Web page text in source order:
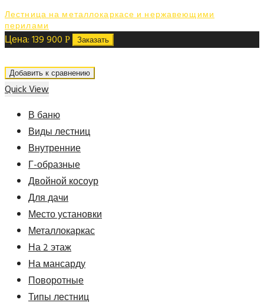
Лестница на металлокаркасе и нержавеющими
перилами
Цена:139 900 Р Заказать
Добавить к сравнению
Quick View
В баню
Виды лестниц
Внутренние
Г-образные
Двойной косоур
Для дачи
Место установки
Металлокаркас
На 2 этаж
На мансарду
Поворотные
Типы лестниц